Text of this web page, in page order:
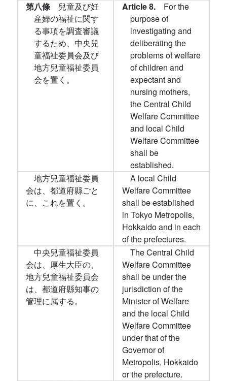
第八條 兒童及び妊
産婦の福祉に関す
る事項を調査審議
するため、中央兒
童福祉委員会及び
地方兒童福祉委員
会を置く。
Article 8. For the
purpose of
investigating and
deliberating the
problems of welfare
of children and
expectant and
nursing mothers,
the Central Child
Welfare Committee
and local Child
Welfare Committee
shall be
established.
地方兒童福祉委員
会は、都道府縣ごと
に、これを置く。
A local Child
Welfare Committee
shall be established
in Tokyo Metropolis,
Hokkaido and in each
of the prefectures.
中央兒童福祉委員
会は、厚生大臣の、
地方兒童福祉委員会
は、都道府縣知事の
管理に属する。
The Central Child
Welfare Committee
shall be under the
jurisdiction of the
Minister of Welfare
and the local Child
Welfare Committee
under that of the
Governor of
Metropolis, Hokkaido
or the prefecture.